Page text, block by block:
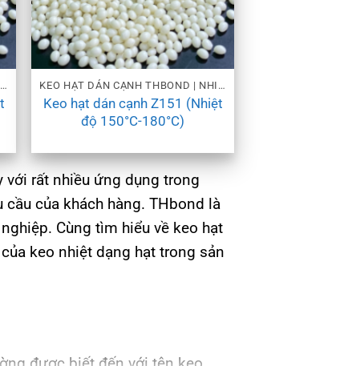
KEO HẠT DÁN CẠNH THBOND | NHIỀU MỨC NHIỆT KEO HẠT DÁN CẠNH THBOND | NHIỀU MỨC NHIỆT
Keo hạt dán cạnh Z151 (Nhiệt
độ 150°C-180°C)
rất nhiều ứng dụng trong
của khách hàng. THbond là
Cùng tìm hiểu về keo hạt
keo nhiệt dạng hạt trong sản